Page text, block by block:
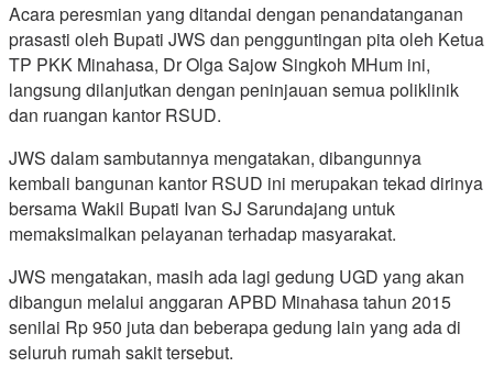
Acara peresmian yang ditandai dengan penandatanganan
prasasti oleh Bupati JWS dan pengguntingan pita oleh Ketua
TP PKK Minahasa, Dr Olga Sajow Singkoh MHum ini,
langsung dilanjutkan dengan peninjauan semua poliklinik
dan ruangan kantor RSUD.
JWS dalam sambutannya mengatakan, dibangunnya
kembali bangunan kantor RSUD ini merupakan tekad dirinya
bersama Wakil Bupati Ivan SJ Sarundajang untuk
memaksimalkan pelayanan terhadap masyarakat.
JWS mengatakan, masih ada lagi gedung UGD yang akan
dibangun melalui anggaran APBD Minahasa tahun 2015
senilai Rp 950 juta dan beberapa gedung lain yang ada di
seluruh rumah sakit tersebut.